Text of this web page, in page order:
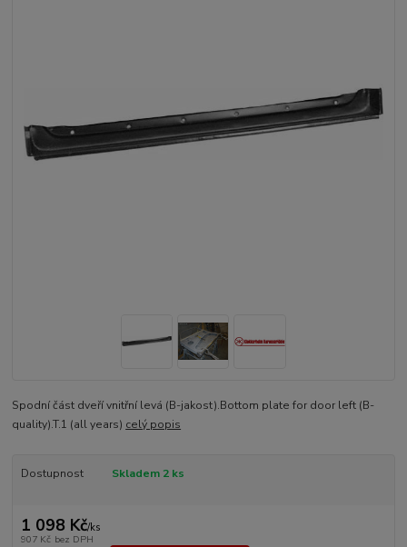
Spodní část dveří vnitřní levá (B-jakost).Bottom plate for door left (B-
quality).T.1 (all years) celý popis
Dostupnost Skladem 2 ks
1 098 Kč/ks
907 Kč bez DPH